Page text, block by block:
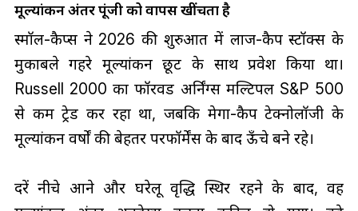
मूल्यांकन अंतर पूंजी को वापस खींचता है
स्मॉल-कैप्स ने 2026 की शुरुआत में लार्ज-कैप स्टॉक्स के
मुकाबले गहरे मूल्यांकन छूट के साथ प्रवेश किया था।
Russell 2000 का फॉरवर्ड अर्निंग्स मल्टिपल S&P 500
से कम ट्रेड कर रहा था, जबकि मेगा-कैप टेक्नोलॉजी के
मूल्यांकन वर्षों की बेहतर परफॉर्मेंस के बाद ऊँचे बने रहे।
दरें नीचे आने और घरेलू वृद्धि स्थिर रहने के बाद, वह